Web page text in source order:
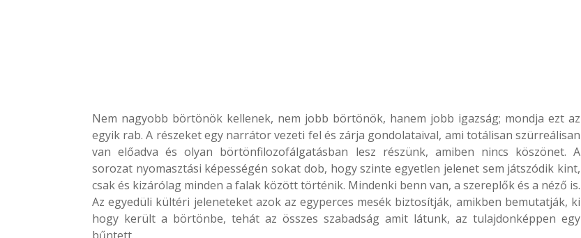
Nem nagyobb börtönök kellenek, nem jobb börtönök, hanem jobb igazság; mondja ezt az
egyik rab. A részeket egy narrátor vezeti fel és zárja gondolataival, ami totálisan szürreálisan
van előadva és olyan börtönfilozofálgatásban lesz részünk, amiben nincs köszönet. A
sorozat nyomasztási képességén sokat dob, hogy szinte egyetlen jelenet sem játszódik kint,
csak és kizárólag minden a falak között történik. Mindenki benn van, a szereplők és a néző is.
Az egyedüli kültéri jeleneteket azok az egyperces mesék biztosítják, amikben bemutatják, ki
hogy került a börtönbe, tehát az összes szabadság amit látunk, az tulajdonképpen egy